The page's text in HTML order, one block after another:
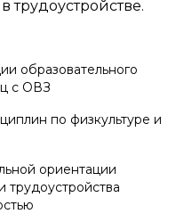
образовательного
с ОВЗ
по физкультуре и
ориентации
трудоустройства